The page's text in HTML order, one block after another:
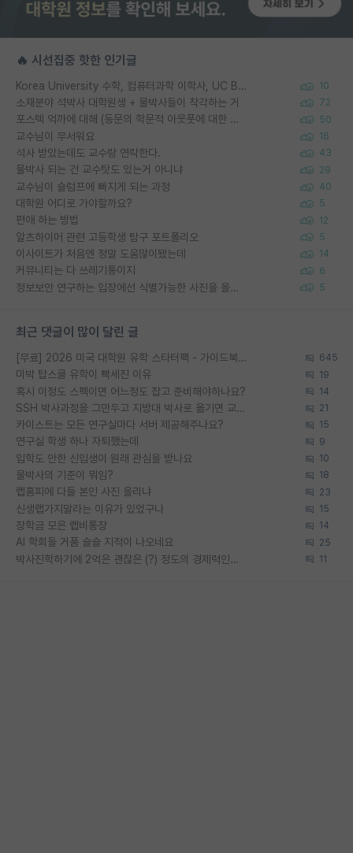
🔥 시선집중 핫한 인기글
Korea University 수학, 컴퓨터과학 이학사, UC Berkeley 산업공학 대학원 공학박사가 되는 것은 쉽지 않겠죠? 10
소재분야 석박사 대학원생 + 물박사들이 착각하는 거 72
포스텍 억까에 대해 (동문의 학문적 아웃풋에 대한 반박) 50
교수님이 무서워요 16
석사 받았는데도 교수랑 연락한다. 43
물박사 되는 건 교수탓도 있는거 아니냐 29
교수님이 슬럼프에 빠지게 되는 과정 40
대학원 어디로 가야할까요? 5
편애 하는 방법 12
알츠하이머 관련 고등학생 탐구 포트폴리오 5
이사이트가 처음엔 정말 도움많이됐는데 14
커뮤니티는 다 쓰레기통이지 6
정보보안 연구하는 입장에선 식별가능한 사진을 올리는건 비추이긴함 5
최근 댓글이 많이 달린 글
[무료] 2026 미국 대학원 유학 스타터팩 - 가이드북 & 합격자 컨택메일 템플릿 645
미박 탑스쿨 유학이 빡세진 이유 19
혹시 이정도 스펙이면 어느정도 잡고 준비해야하나요? 14
SSH 박사과정을 그만두고 지방대 박사로 옮기면 교수의 꿈은 끝일까요? 21
카이스트는 모든 연구실마다 서버 제공해주나요? 15
연구실 학생 하나 자퇴했는데 9
입학도 안한 신입생이 원래 관심을 받나요 10
물박사의 기준이 뭐임? 18
랩홈피에 다들 본인 사진 올리냐 23
신생랩가지말라는 이유가 있었구나 15
장학금 모은 랩비통장 14
AI 학회들 거품 슬슬 지적이 나오네요 25
박사진학하기에 2억은 괜찮은 (?) 정도의 경제력인가요 11